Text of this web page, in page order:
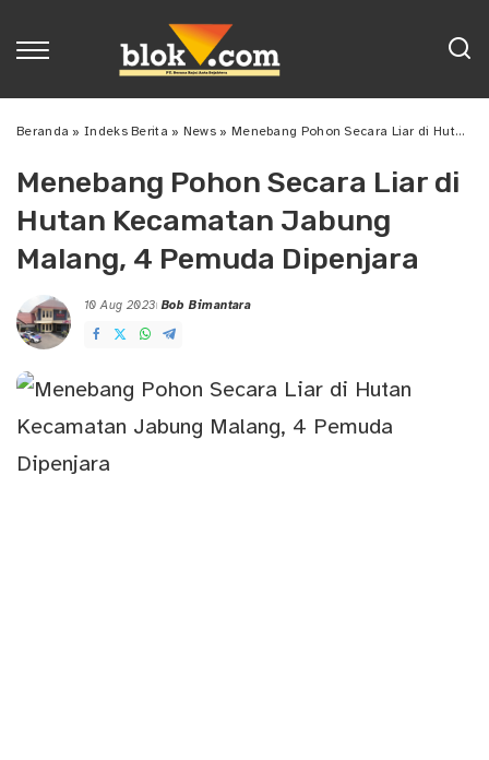
Beranda »Indeks Berita » News » Menebang Pohon Secara Liar di Hutan Kecamatan Jabung Malang, 4 Pemuda Dipenjara
Menebang Pohon Secara Liar di
Hutan Kecamatan Jabung
Malang, 4 Pemuda Dipenjara
10 Aug 2023
Posted
by
Bob Bimantara